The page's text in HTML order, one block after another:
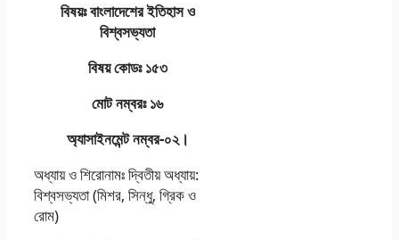
বিষয়ঃ বাংলাদেশের ইতিহাস ও
বিশ্বসভ্যতা
বিষয় কোডঃ ১৫৩
মোট নম্বরঃ ১৬
অ্যাসাইনমেন্ট নম্বর-০২।
অধ্যায় ও শিরােনামঃ দ্বিতীয় অধ্যায়:
বিশ্বসভ্যতা (মিশর, সিন্ধু, গ্রিক ও
রােম)